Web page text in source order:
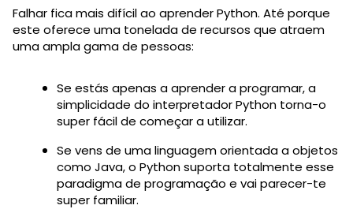
Falhar fica mais difícil ao aprender Python. Até porque
este oferece uma tonelada de recursos que atraem
uma ampla gama de pessoas:
Se estás apenas a aprender a programar, a
simplicidade do interpretador Python torna-o
super fácil de começar a utilizar.
Se vens de uma linguagem orientada a objetos
como Java, o Python suporta totalmente esse
paradigma de programação e vai parecer-te
super familiar.